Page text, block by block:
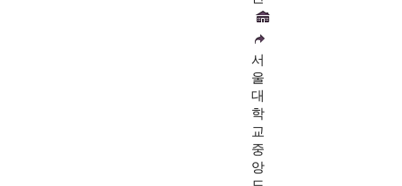
서
울
대
학
교
중
앙